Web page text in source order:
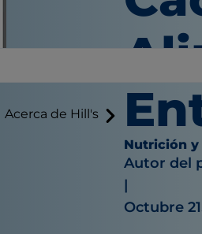
Acerca de Hill's
Nutrición
Autor del
|
Octubre